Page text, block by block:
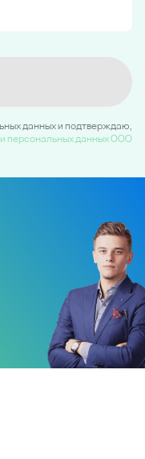
данных и подтверждаю,
персональных данных ООО